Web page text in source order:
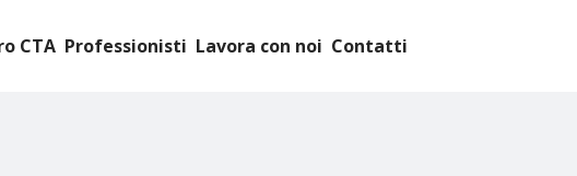
CTA Professionisti Lavora con noi Contatti